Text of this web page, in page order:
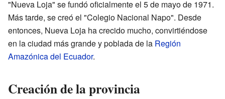
"Nueva Loja" se fundó oficialmente el 5 de mayo de 1971.
Más tarde, se creó el "Colegio Nacional Napo". Desde
entonces, Nueva Loja ha crecido mucho, convirtiéndose
en la ciudad más grande y poblada de la Región
Amazónica del Ecuador.
Creación de la provincia